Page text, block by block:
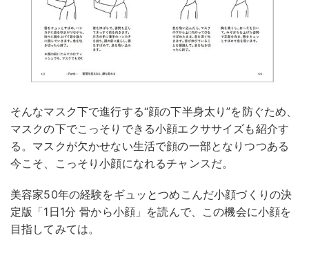
そんなマスク下で進行する“顔の下半身太り”を防ぐため、
マスクの下でこっそりできる小顔エクササイズも紹介す
る。マスクが欠かせない生活で顔の一部となりつつある
今こそ、こっそり小顔になれるチャンスだ。
美容家50年の経験をギュッとつめこんだ小顔づくりの決
定版「1日1分 骨から小顔」を読んで、この機会に小顔を
目指してみては。